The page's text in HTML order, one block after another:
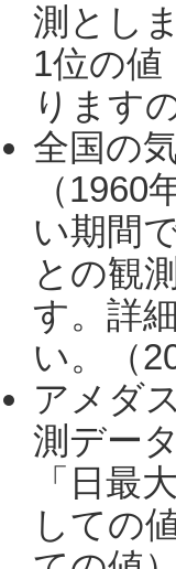
測とし
1位の値
ります
全国の
（
い期間
との観
す。詳
い。（
アメダ
測デー
「日最
しての